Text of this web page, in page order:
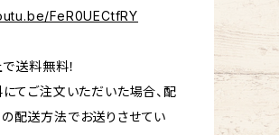
FeR0UECtfRY
送料無料！
ご注文いただいた場合、配
配送方法でお送りさせてい